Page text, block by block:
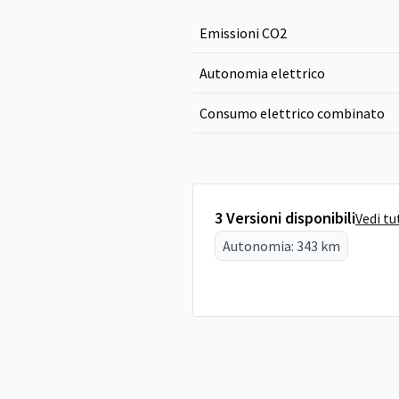
Emissioni CO2
Autonomia elettrico
Consumo elettrico combinato
3 Versioni disponibiliVedi
Autonomia: 343 km